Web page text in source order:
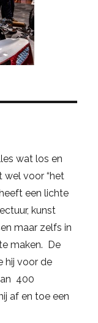
wat los en
wel voor “het
een lichte
kunst
maar zelfs in
maken. De
hij voor de
400
af en toe een